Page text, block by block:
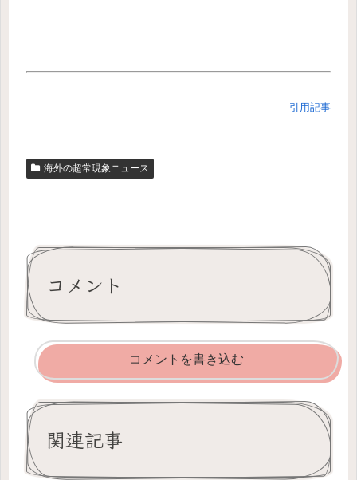
引用記事
海外の超常現象ニュース
コメント
コメントを書き込む
関連記事